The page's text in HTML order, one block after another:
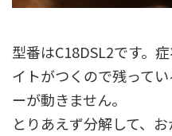
型番はC18DSL2です。
イトがつくので残って
ーが動きません。
とりあえず分解して、